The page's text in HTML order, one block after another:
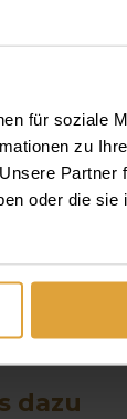
für soziale
zu
Partner
oder die sie
dazu